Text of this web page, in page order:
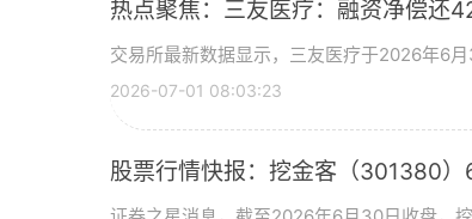
热点聚焦：三友医疗：融资净偿还
交易所最新数据显示，三友医疗于2026年6
2026-07-01 08:03:23
股票行情快报：挖金客（301380